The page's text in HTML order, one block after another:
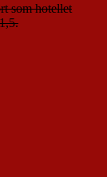
som hotellet